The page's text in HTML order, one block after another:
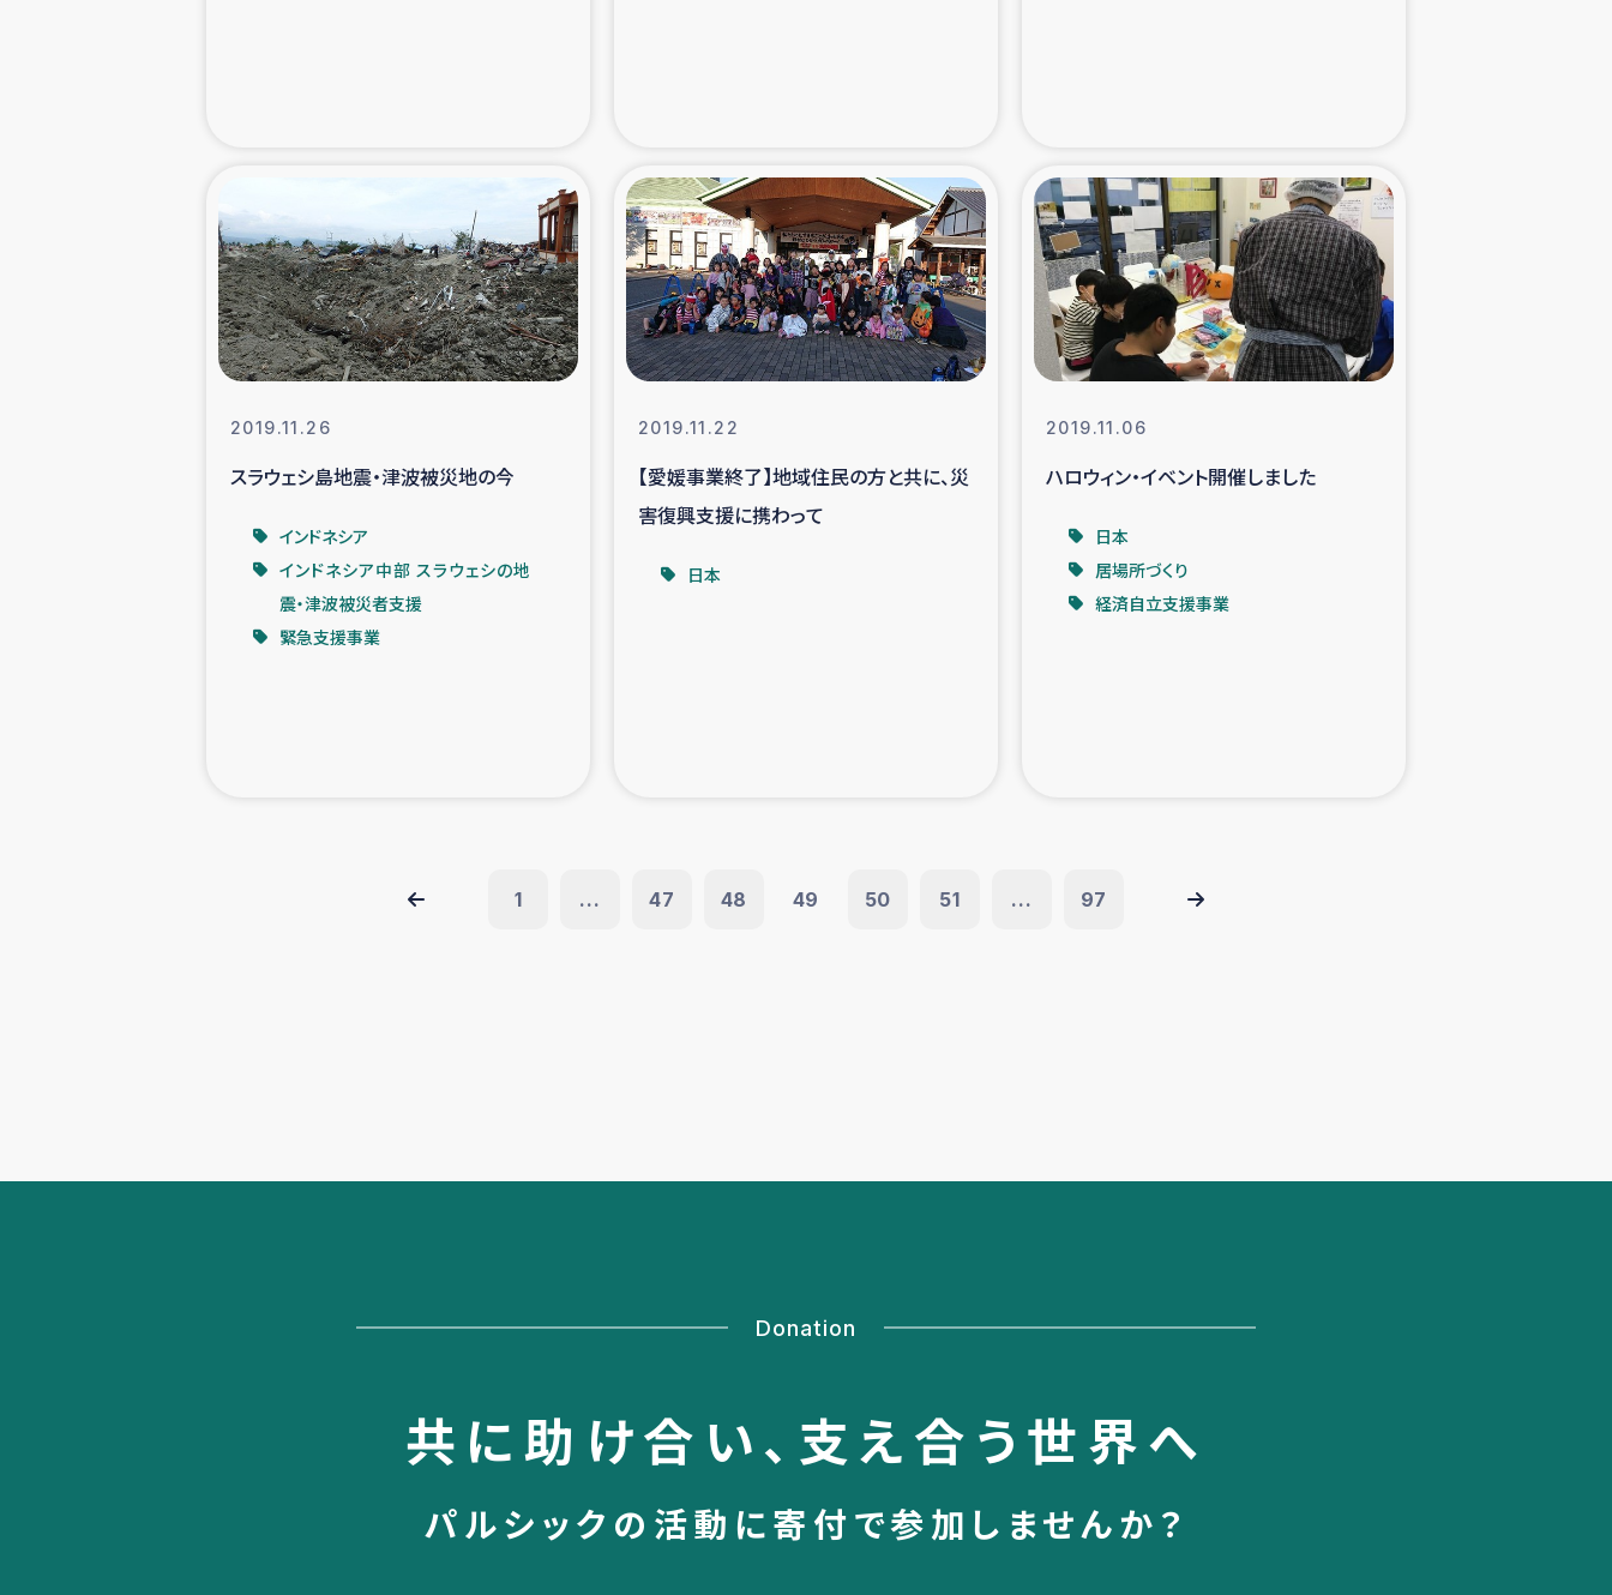
トルコ・シリア地震被災者支援 デニヤヤ小規模紅茶農家支援
コーヒー生産者支援 アイナロ県マウベシ郡でのコーヒー畑改善事業
ベイルート大規模爆発被災者支援 女性の生計向上支援
2019.11.26
スラウェシ島地震・津波被災地の今
インドネシア
インドネシア中部 スラウェシの地
震・津波被災者支援
緊急支援事業
2019.11.22
【愛媛事業終了】地域住民の方と共に、災
害復興支援に携わって
日本
2019.11.06
ハロウィン・イベント開催しました
日本
居場所づくり
経済自立支援事業
1 ... 47 48 49 50 51 ... 97
Donation
共に助け合い、 支え合う世界へ
パルシックの活動に寄付で参加しませんか？